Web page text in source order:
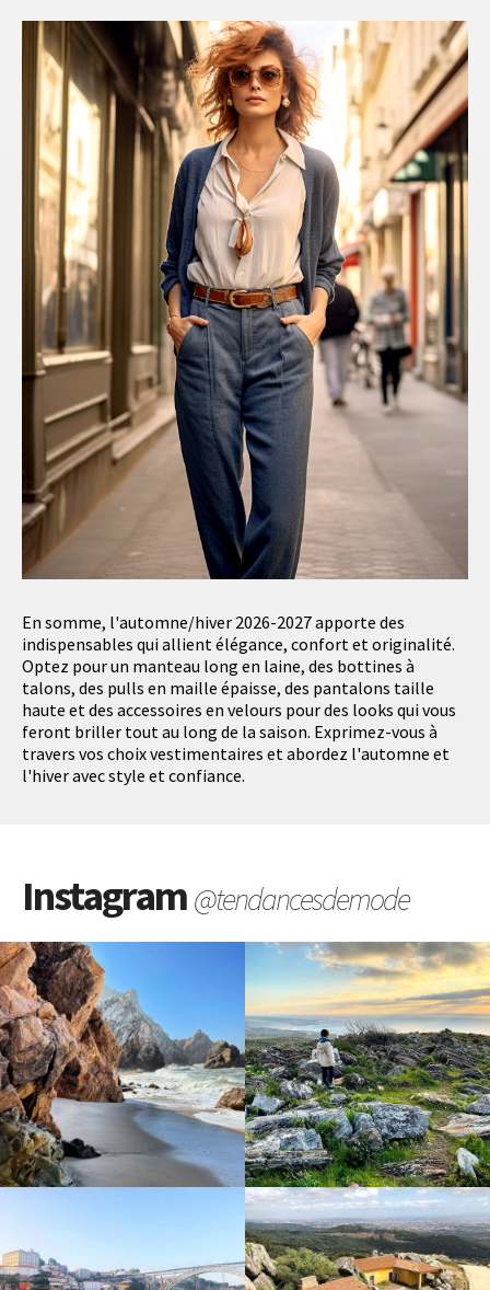
En somme, l'automne/hiver 2026-2027 apporte des
indispensables qui allient élégance, confort et originalité.
Optez pour un manteau long en laine, des bottines à
talons, des pulls en maille épaisse, des pantalons taille
haute et des accessoires en velours pour des looks qui vous
feront briller tout au long de la saison. Exprimez-vous à
travers vos choix vestimentaires et abordez l'automne et
l'hiver avec style et confiance.
Instagram@tendancesdemode